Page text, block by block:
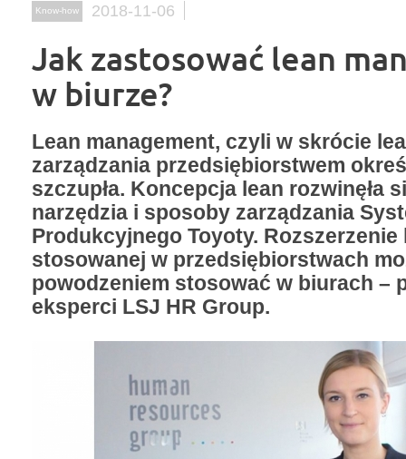
Know-how 2018-11-06
Jak zastosować lean
w biurze?
Lean management, czyli w skrócie
zarządzania przedsiębiorstwem
szczupła. Koncepcja lean rozwinęła
narzędzia i sposoby zarządzania
Produkcyjnego Toyoty.
stosowanej w przedsiębiorstwach
powodzeniem stosować w biurach –
eksperci LSJ HR Group.